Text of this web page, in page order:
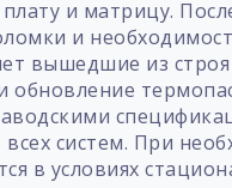
и матрицу.
и
вышедшие из
систем. При
в условиях